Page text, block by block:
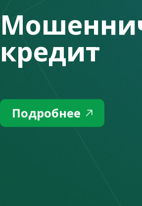
-уведомления
за персональными данными людей,
чтобы рассылать спам через Push-
от некоей организации:
ссылке», или «Ваша заявка на
на якобы интернет-ресурс
Вся введенная информация тут
может быть заражено
быть разный: «Вы выиграли приз,
и так далее.
применяют методы социальной
могут без устали направлять
кредит
Подробнее